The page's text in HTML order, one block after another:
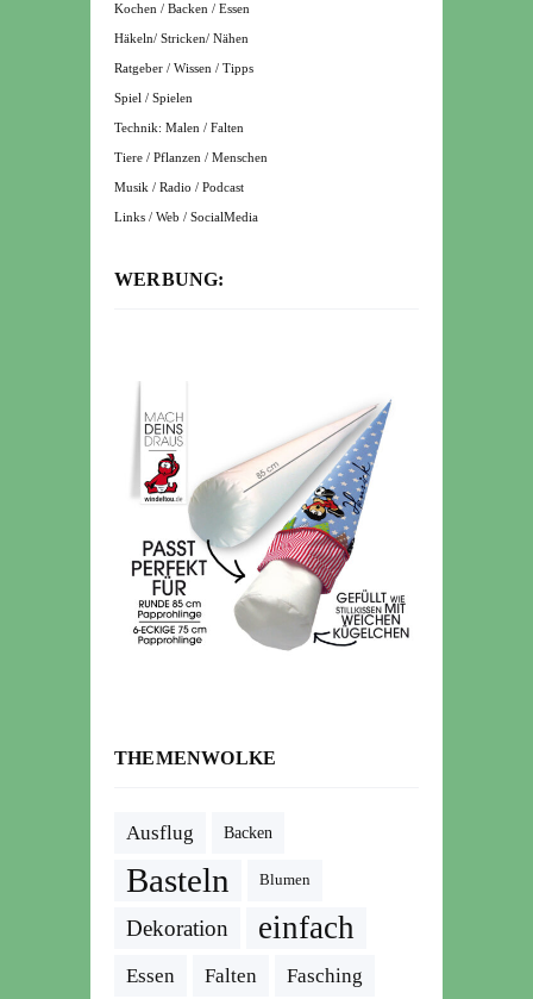
Kochen / Backen / Essen
Häkeln/ Stricken/ Nähen
Ratgeber / Wissen / Tipps
Spiel / Spielen
Technik: Malen / Falten
Tiere / Pflanzen / Menschen
Musik / Radio / Podcast
Links / Web / SocialMedia
WERBUNG:
THEMENWOLKE
Ausflug Backen
Basteln Blumen
Dekoration einfach
Essen Falten Fasching